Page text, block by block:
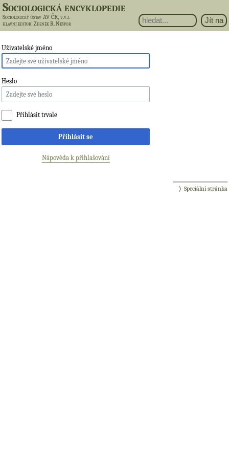
Sociologická encyklopedie
Sociologický ústav AV ČR, v.v.i.
hlavní editor: Zdeněk R. Nešpor
Uživatelské jméno
Heslo
Přihlásit trvale
Přihlásit se
Nápověda k přihlašování
Speciální stránka